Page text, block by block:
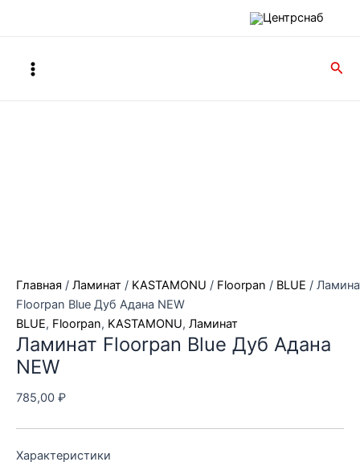
Главная / Ламинат / KASTAMONU / Floorpan / BLUE /
Floorpan Blue Дуб Адана NEW
BLUE, Floorpan, KASTAMONU, Ламинат
Ламинат Floorpan Blue Дуб Адана
NEW
785,00 ₽
Характеристики